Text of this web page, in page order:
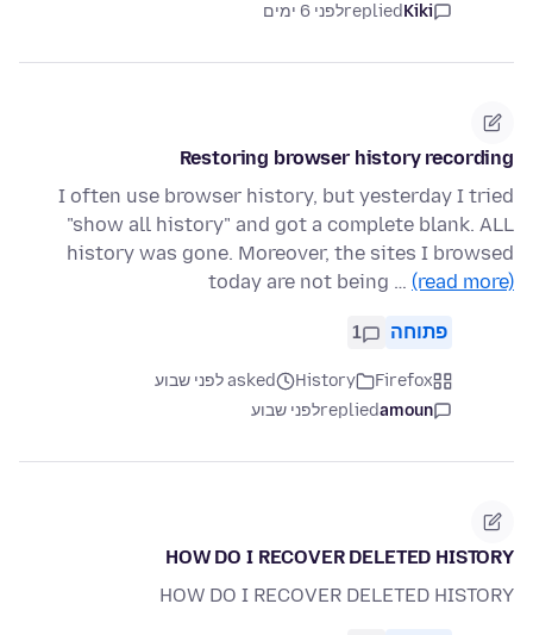
Kiki
repliedלפני 6 ימים
Restoring browser history recording
I often use browser history, but yesterday I tried
"show all history" and got a complete blank. ALL
history was gone. Moreover, the sites I browsed
today are not being … (read more)
פתוחה 1
Firefox
History
asked לפני שבוע
amoun
repliedלפני שבוע
HOW DO I RECOVER DELETED HISTORY
HOW DO I RECOVER DELETED HISTORY